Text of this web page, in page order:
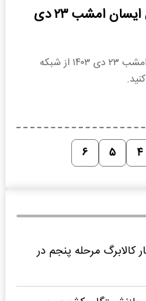
ساعت پخش و تکرار سریال ایسان امشب ۲۳ دی
ساعت پخش و تکرار سریال ایسان امشب ۲۳ دی ۱۴۰۳ از شبکه
۴ ۵ ۶
کالابرگ مرحله پنجم در